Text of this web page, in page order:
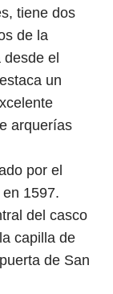
tiene dos
de la
desde el
un
arquerías
por el
1597.
del casco
capilla de
de San